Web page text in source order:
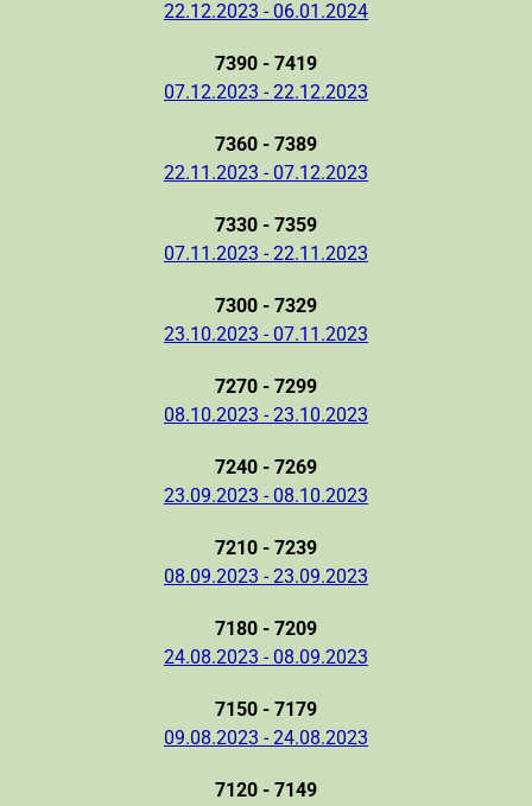
22.12.2023 - 06.01.2024
7390 - 7419
07.12.2023 - 22.12.2023
7360 - 7389
22.11.2023 - 07.12.2023
7330 - 7359
07.11.2023 - 22.11.2023
7300 - 7329
23.10.2023 - 07.11.2023
7270 - 7299
08.10.2023 - 23.10.2023
7240 - 7269
23.09.2023 - 08.10.2023
7210 - 7239
08.09.2023 - 23.09.2023
7180 - 7209
24.08.2023 - 08.09.2023
7150 - 7179
09.08.2023 - 24.08.2023
7120 - 7149